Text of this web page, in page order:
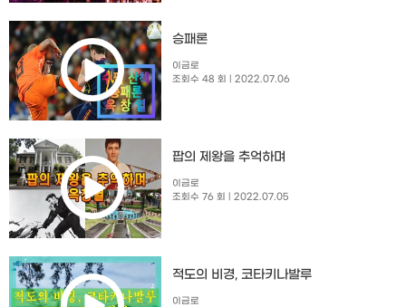
승패론
이금로
조회수 48 회
| 2022.07.06
팝의 제왕을 추억하며
이금로
조회수 76 회
| 2022.07.05
적도의 비경, 코타키나발루
이금로